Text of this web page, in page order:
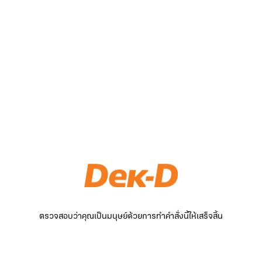
ตรวจสอบว่าคุณเป็นมนุษย์ด้วยการทำคำสั่งนี้ให้เสร็จสิ้น